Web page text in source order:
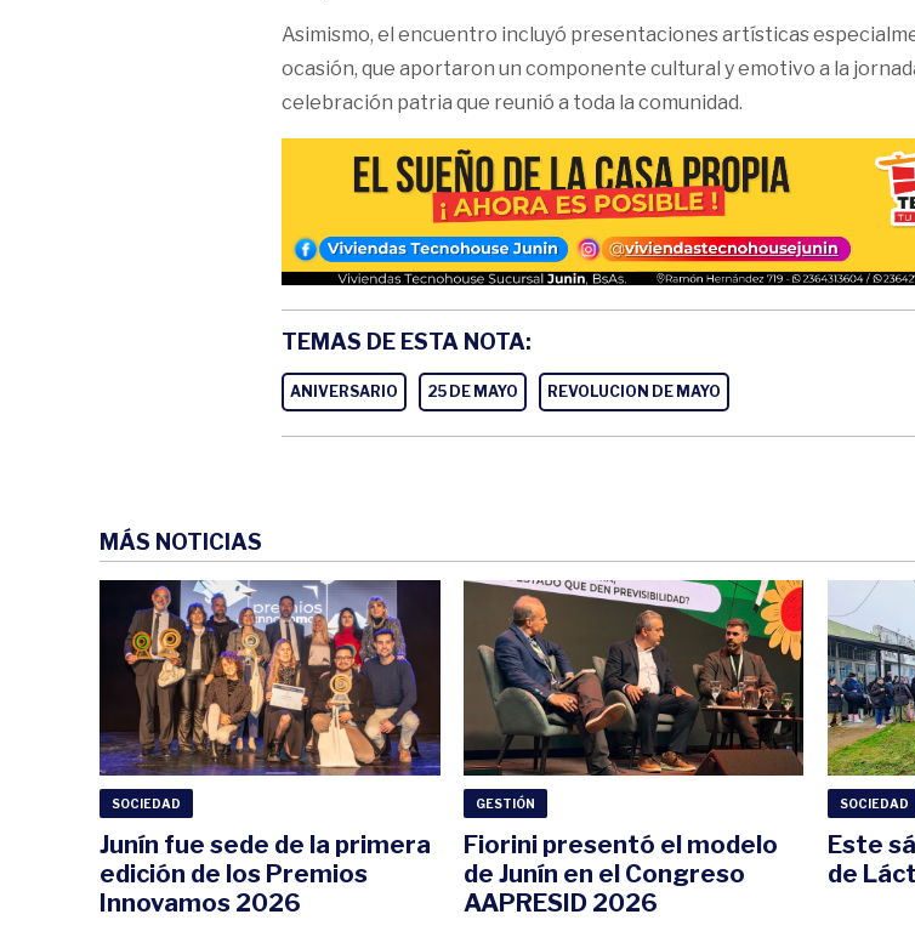
Asimismo, el encuentro incluyó presentaciones artísticas
ocasión, que aportaron un componente cultural y emotivo a la
celebración patria que reunió a toda la comunidad.
TEMAS DE ESTA NOTA:
ANIVERSARIO 25 DE MAYO REVOLUCION DE MAYO
MÁS NOTICIAS
SOCIEDAD
Junín fue sede de la primera
edición de los Premios
Innovamos 2026
GESTIÓN
Fiorini presentó el modelo
de Junín en el Congreso
AAPRESID 2026
SOCIEDAD
Este
de